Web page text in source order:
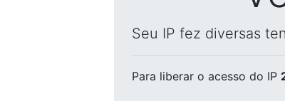
Seu IP fez diversas
Para liberar o acesso do IP